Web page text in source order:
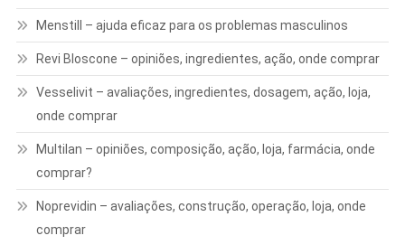
Menstill – ajuda eficaz para os problemas masculinos
Revi Bloscone – opiniões, ingredientes, ação, onde comprar
Vesselivit – avaliações, ingredientes, dosagem, ação, loja,
onde comprar
Multilan – opiniões, composição, ação, loja, farmácia, onde
comprar?
Noprevidin – avaliações, construção, operação, loja, onde
comprar